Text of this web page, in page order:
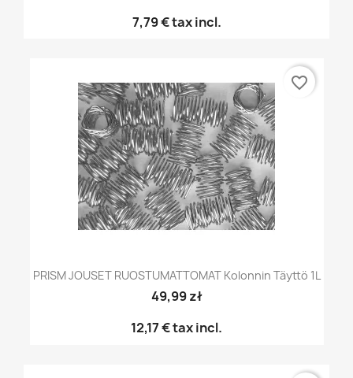
7,79 €tax incl.
PRISM JOUSET RUOSTUMATTOMAT Kolonnin Täyttö 1L
49,99 zł
12,17 €tax incl.
favorite_border